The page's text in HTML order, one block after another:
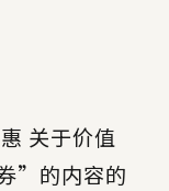
关于价值
”的内容的